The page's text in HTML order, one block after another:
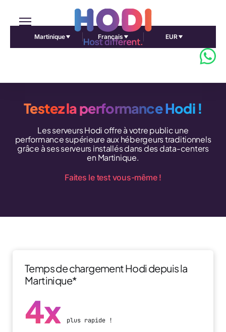
Martinique Français EUR
Testez la performance Hodi !
Les serveurs Hodi offre à votre public une
performance supérieure aux hébergeurs traditionnels
grâce à ses serveurs installés dans des data-centers
en Martinique.
Faites le test vous-même !
Temps de chargement Hodi depuis la
Martinique*
4x plus rapide !